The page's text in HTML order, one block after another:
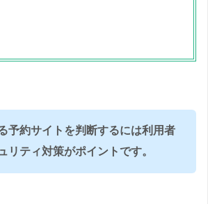
予約サイトを判断するには利用者
リティ対策がポイントです。